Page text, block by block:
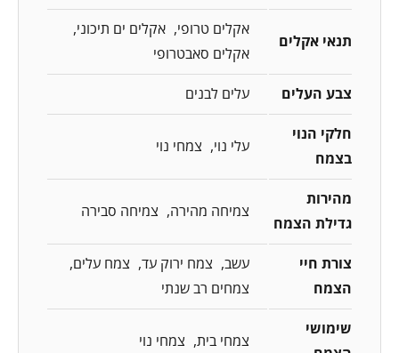
תנאי אקלים
אקלים טרופי
אקלים ים תיכוני
אקלים סאבטרופי
צבע העלים עלים לבנים
חלקי הנוי
בצמח
עלי נוי צמחי נוי
מהירות
גדילת הצמח
צמיחה מהירה צמיחה סבירה
צורת חיי
הצמח
עשב צמח ירוק עד
צמח עלים
צמחים רב שנתי
שימושי
צמחי בית צמחי נוי